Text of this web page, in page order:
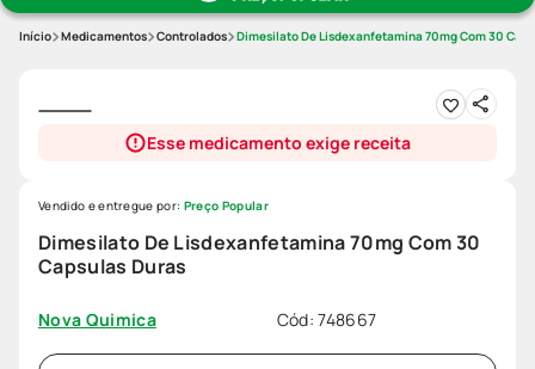
Medicamentos Controlados Dimesilato De Lisdexanfetamina 70mg Com 30
Esse medicamento exige receita
Dimesilato De Lisdexanfetamina 70mg Com 30
Capsulas Duras
Nova Quimica Cód:748667
Vendido e entregue por: Preço Popular